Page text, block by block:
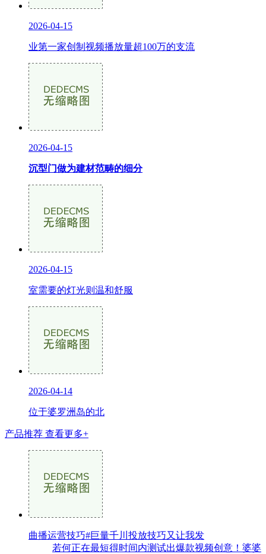
2026-04-15
业第一家创制视频播放量超100万的支流
2026-04-15
沉型门做为建材范畴的细分
2026-04-15
室需要的灯光则温和舒服
2026-04-14
位于婆罗洲岛的北
产品推荐 查看更多+
曲播运营技巧#巨量千川投放技巧又让我发
若何正在最短得时间内测试出爆款视频创意！婆婆